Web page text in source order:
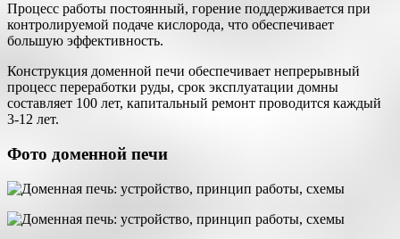
Процесс работы постоянный, горение поддерживается при
контролируемой подаче кислорода, что обеспечивает
большую эффективность.
Конструкция доменной печи обеспечивает непрерывный
процесс переработки руды, срок эксплуатации домны
составляет 100 лет, капитальный ремонт проводится каждый
3-12 лет.
Фото доменной печи